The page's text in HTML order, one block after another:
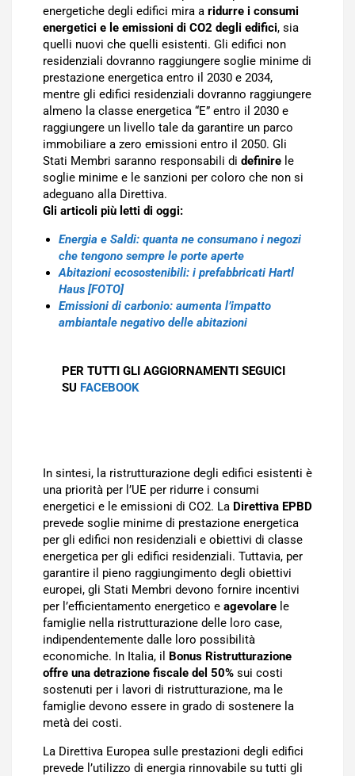
energetiche degli edifici mira a ridurre i consumi
energetici e le emissioni di CO2 degli edifici, sia
quelli nuovi che quelli esistenti. Gli edifici non
residenziali dovranno raggiungere soglie minime di
prestazione energetica entro il 2030 e 2034,
mentre gli edifici residenziali dovranno raggiungere
almeno la classe energetica “E” entro il 2030 e
raggiungere un livello tale da garantire un parco
immobiliare a zero emissioni entro il 2050. Gli
Stati Membri saranno responsabili di definire le
soglie minime e le sanzioni per coloro che non si
adeguano alla Direttiva.
Gli articoli più letti di oggi:
Energia e Saldi: quanta ne consumano i negozi
che tengono sempre le porte aperte
Abitazioni ecosostenibili: i prefabbricati Hartl
Haus [FOTO]
Emissioni di carbonio: aumenta l’impatto
ambiantale negativo delle abitazioni
PER TUTTI GLI AGGIORNAMENTI SEGUICI
SU FACEBOOK
In sintesi, la ristrutturazione degli edifici esistenti è
una priorità per l’UE per ridurre i consumi
energetici e le emissioni di CO2. La Direttiva EPBD
prevede soglie minime di prestazione energetica
per gli edifici non residenziali e obiettivi di classe
energetica per gli edifici residenziali. Tuttavia, per
garantire il pieno raggiungimento degli obiettivi
europei, gli Stati Membri devono fornire incentivi
per l’efficientamento energetico e agevolare le
famiglie nella ristrutturazione delle loro case,
indipendentemente dalle loro possibilità
economiche. In Italia, il Bonus Ristrutturazione
offre una detrazione fiscale del 50% sui costi
sostenuti per i lavori di ristrutturazione, ma le
famiglie devono essere in grado di sostenere la
metà dei costi.
La Direttiva Europea sulle prestazioni degli edifici
prevede l’utilizzo di energia rinnovabile su tutti gli